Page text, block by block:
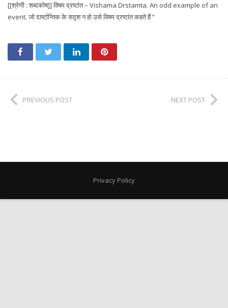
अयोध्या
[[श्रेणी : शब्दकोष]] विषम द्रष्टांत – Vishama Drstamta. An odd example of an
event. जो दार्ष्टान्तिक के सदृश न हो उसे विषम द्रष्टांत कहते हैं “
PREVIOUS POST NEXT POST
Privacy Policy